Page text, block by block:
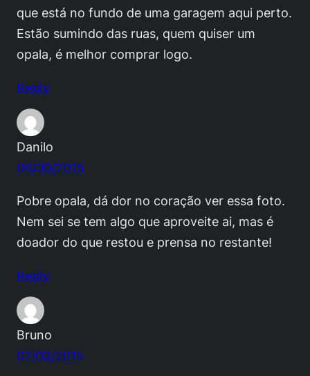
que está no fundo de uma garagem aqui perto.
Estão sumindo das ruas, quem quiser um
opala, é melhor comprar logo.
Reply
Danilo
06/30/2015
Pobre opala, dá dor no coração ver essa foto.
Nem sei se tem algo que aproveite ai, mas é
doador do que restou e prensa no restante!
Reply
Bruno
07/03/2015